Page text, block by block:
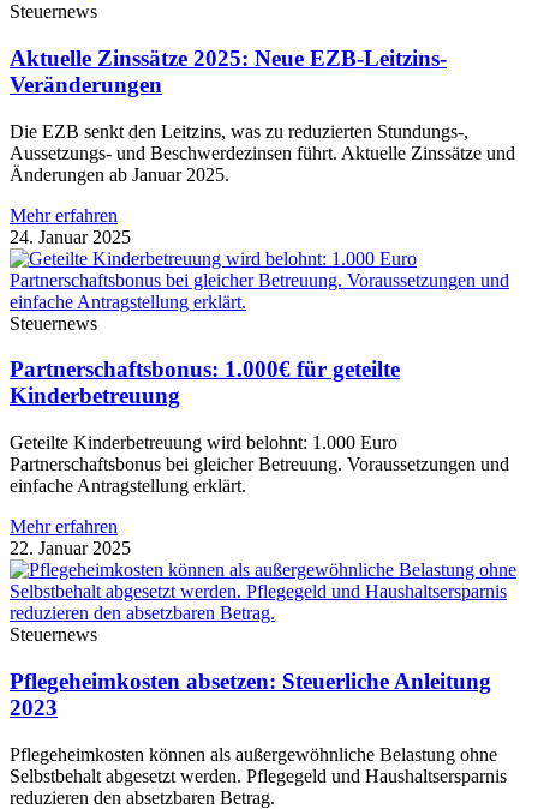
Steuernews
Aktuelle Zinssätze 2025: Neue EZB-Leitzins-
Veränderungen
Die EZB senkt den Leitzins, was zu reduzierten Stundungs-,
Aussetzungs- und Beschwerdezinsen führt. Aktuelle Zinssätze und
Änderungen ab Januar 2025.
Mehr erfahren
24. Januar 2025
Steuernews
Partnerschaftsbonus: 1.000€ für geteilte
Kinderbetreuung
Geteilte Kinderbetreuung wird belohnt: 1.000 Euro
Partnerschaftsbonus bei gleicher Betreuung. Voraussetzungen und
einfache Antragstellung erklärt.
Mehr erfahren
22. Januar 2025
Steuernews
Pflegeheimkosten absetzen: Steuerliche Anleitung
2023
Pflegeheimkosten können als außergewöhnliche Belastung ohne
Selbstbehalt abgesetzt werden. Pflegegeld und Haushaltsersparnis
reduzieren den absetzbaren Betrag.